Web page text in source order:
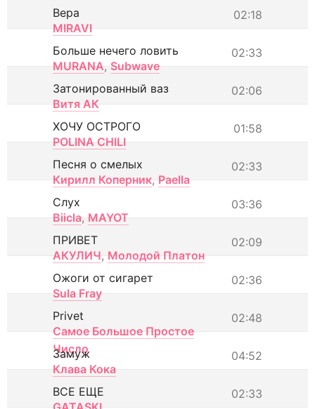
02:18
Вера
MIRAVI
02:33
Больше нечего ловить
MURANA, Subwave
02:06
Затонированный ваз
Витя АК
01:58
ХОЧУ ОСТРОГО
POLINA CHILI
02:33
Песня о смелых
Кирилл Коперник, Paella
03:36
Слух
Biicla, MAYOT
02:09
ПРИВЕТ
АКУЛИЧ, Молодой Платон
02:36
Ожоги от сигарет
Sula Fray
02:48
Privet
Самое Большое Простое
Число
04:52
Замуж
Клава Кока
02:33
ВСЕ ЕЩЕ